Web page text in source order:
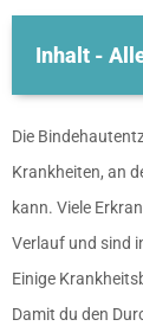
Inhalt -
Die
Krankheiten, an
kann. Viele
Verlauf und sind
Einige
Damit du den